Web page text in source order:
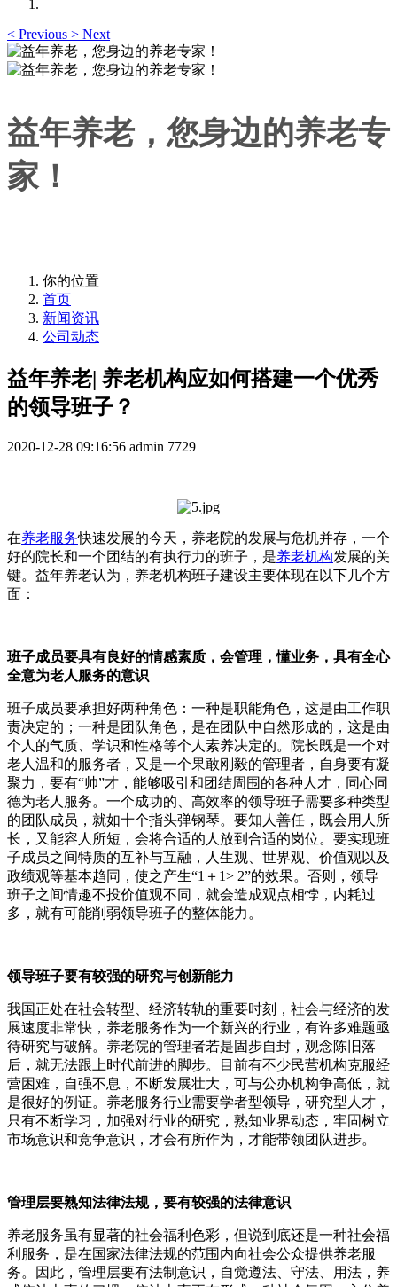
< Previous > Next
益年养老，您身边的养老专
家！
你的位置
首页
新闻资讯
公司动态
益年养老| 养老机构应如何搭建一个优秀
的领导班子？
2020-12-28 09:16:56 admin 7729
在养老服务快速发展的今天，养老院的发展与危机并存，一个
好的院长和一个团结的有执行力的班子，是养老机构发展的关
键。益年养老认为，养老机构班子建设主要体现在以下几个方
面：
班子成员要具有良好的情感素质，会管理，懂业务，具有全心
全意为老人服务的意识
班子成员要承担好两种角色：一种是职能角色，这是由工作职
责决定的；一种是团队角色，是在团队中自然形成的，这是由
个人的气质、学识和性格等个人素养决定的。院长既是一个对
老人温和的服务者，又是一个果敢刚毅的管理者，自身要有凝
聚力，要有“帅”才，能够吸引和团结周围的各种人才，同心同
德为老人服务。一个成功的、高效率的领导班子需要多种类型
的团队成员，就如十个指头弹钢琴。要知人善任，既会用人所
长，又能容人所短，会将合适的人放到合适的岗位。要实现班
子成员之间特质的互补与互融，人生观、世界观、价值观以及
政绩观等基本趋同，使之产生“1＋1> 2”的效果。否则，领导
班子之间情趣不投价值观不同，就会造成观点相悖，内耗过
多，就有可能削弱领导班子的整体能力。
领导班子要有较强的研究与创新能力
我国正处在社会转型、经济转轨的重要时刻，社会与经济的发
展速度非常快，养老服务作为一个新兴的行业，有许多难题亟
待研究与破解。养老院的管理者若是固步自封，观念陈旧落
后，就无法跟上时代前进的脚步。目前有不少民营机构克服经
营困难，自强不息，不断发展壮大，可与公办机构争高低，就
是很好的例证。养老服务行业需要学者型领导，研究型人才，
只有不断学习，加强对行业的研究，熟知业界动态，牢固树立
市场意识和竞争意识，才会有所作为，才能带领团队进步。
管理层要熟知法律法规，要有较强的法律意识
养老服务虽有显著的社会福利色彩，但说到底还是一种社会福
利服务，是在国家法律法规的范围内向社会公众提供养老服
务。因此，管理层要有法制意识，自觉遵法、守法、用法，养